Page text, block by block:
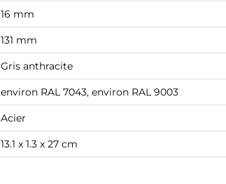
16 mm
131 mm
Gris anthracite
environ RAL 7043, environ RAL 9003
Acier
13.1 x 1.3 x 27 cm